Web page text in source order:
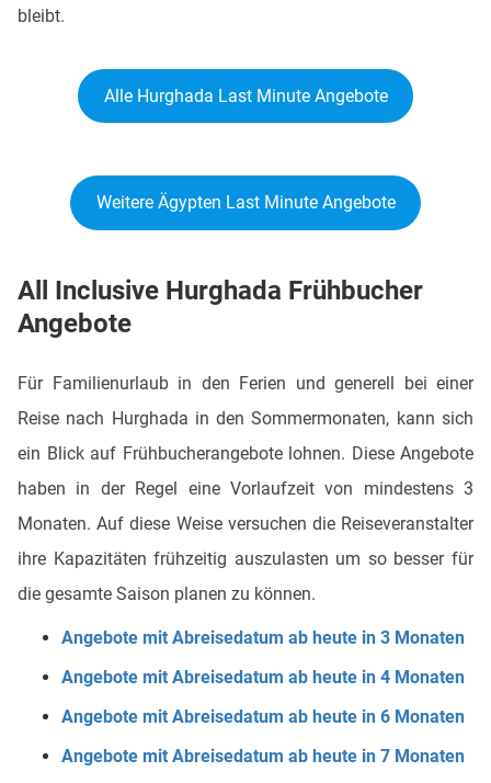
bleibt.
Alle Hurghada Last Minute Angebote
Weitere Ägypten Last Minute Angebote
All Inclusive Hurghada Frühbucher
Angebote
Für Familienurlaub in den Ferien und generell bei einer
Reise nach Hurghada in den Sommermonaten, kann sich
ein Blick auf Frühbucherangebote lohnen. Diese Angebote
haben in der Regel eine Vorlaufzeit von mindestens 3
Monaten. Auf diese Weise versuchen die Reiseveranstalter
ihre Kapazitäten frühzeitig auszulasten um so besser für
die gesamte Saison planen zu können.
Angebote mit Abreisedatum ab heute in 3 Monaten
Angebote mit Abreisedatum ab heute in 4 Monaten
Angebote mit Abreisedatum ab heute in 6 Monaten
Angebote mit Abreisedatum ab heute in 7 Monaten